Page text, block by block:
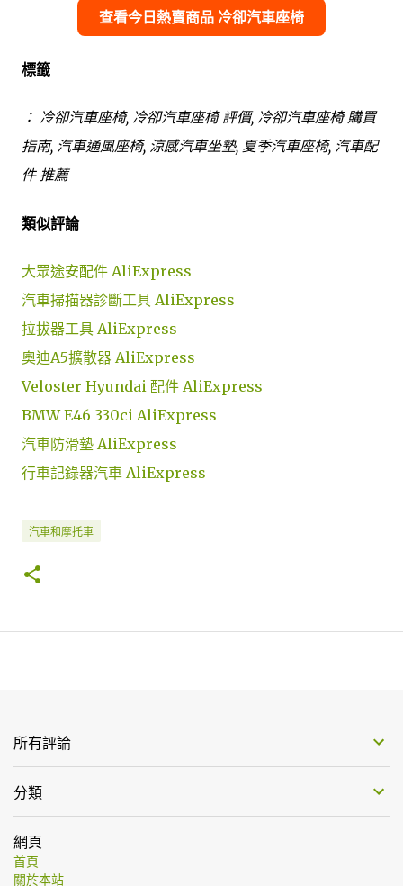
查看今日熱賣商品 冷卻汽車座椅
標籤
： 冷卻汽車座椅, 冷卻汽車座椅 評價, 冷卻汽車座椅 購買
指南, 汽車通風座椅, 涼感汽車坐墊, 夏季汽車座椅, 汽車配
件 推薦
類似評論
大眾途安配件 AliExpress
汽車掃描器診斷工具 AliExpress
拉拔器工具 AliExpress
奧迪A5擴散器 AliExpress
Veloster Hyundai 配件 AliExpress
BMW E46 330ci AliExpress
汽車防滑墊 AliExpress
行車記錄器汽車 AliExpress
汽車和摩托車
所有評論
分類
網頁
首頁
關於本站